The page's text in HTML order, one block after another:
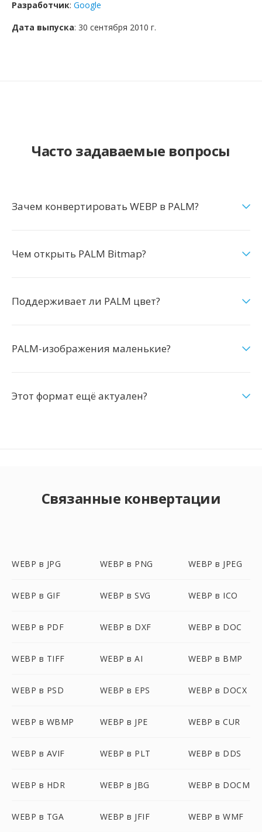
Разработчик: Google
Дата выпуска: 30 сентября 2010 г.
Часто задаваемые вопросы
Зачем конвертировать WEBP в PALM?
Чем открыть PALM Bitmap?
Поддерживает ли PALM цвет?
PALM-изображения маленькие?
Этот формат ещё актуален?
Связанные конвертации
WEBP в JPG WEBP в PNG WEBP в JPEG
WEBP в GIF WEBP в SVG WEBP в ICO
WEBP в PDF WEBP в DXF WEBP в DOC
WEBP в TIFF WEBP в AI WEBP в BMP
WEBP в PSD WEBP в EPS WEBP в DOCX
WEBP в WBMP WEBP в JPE WEBP в CUR
WEBP в AVIF WEBP в PLT WEBP в DDS
WEBP в HDR WEBP в JBG WEBP в DOCM
WEBP в TGA WEBP в JFIF WEBP в WMF